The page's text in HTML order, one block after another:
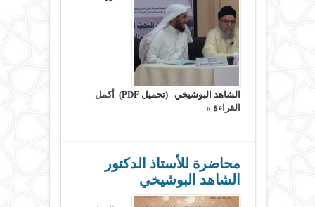
الشاهد البوشيخي (تحميل PDF)
أكمل
القراءة »
محاضرة للأستاذ الدكتور
الشاهد البوشيخي